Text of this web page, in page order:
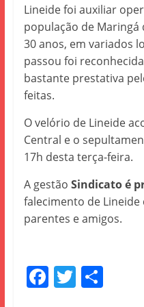
Lineide foi auxiliar
população de
30 anos, em variados
passou foi
bastante prestativa
feitas.
O velório de Lineide
Central e o
17h desta terça-feira.
A gestão Sindicato é
falecimento de
parentes e amigos.
F T S